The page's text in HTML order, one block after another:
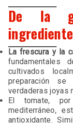
De la
La frescura y la
fundamentales
cultivados
preparación
verdaderas joyas
El tomate,
mediterráneo,
antioxidante.